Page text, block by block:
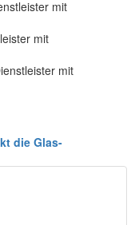
mit
mit
mit
die Glas-